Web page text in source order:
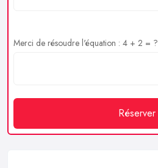
Merci de résoudre l'équation : 4 + 2 = ?
Réserver